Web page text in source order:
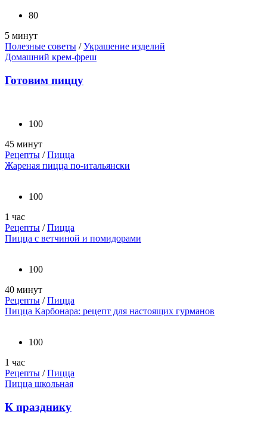
80
5 минут
Полезные советы /Украшение изделий
Домашний крем-фреш
Готовим пиццу
100
45 минут
Рецепты /Пицца
Жареная пицца по-итальянски
100
1 час
Рецепты /Пицца
Пицца с ветчиной и помидорами
100
40 минут
Рецепты /Пицца
Пицца Карбонара: рецепт для настоящих гурманов
100
1 час
Рецепты /Пицца
Пицца школьная
К празднику